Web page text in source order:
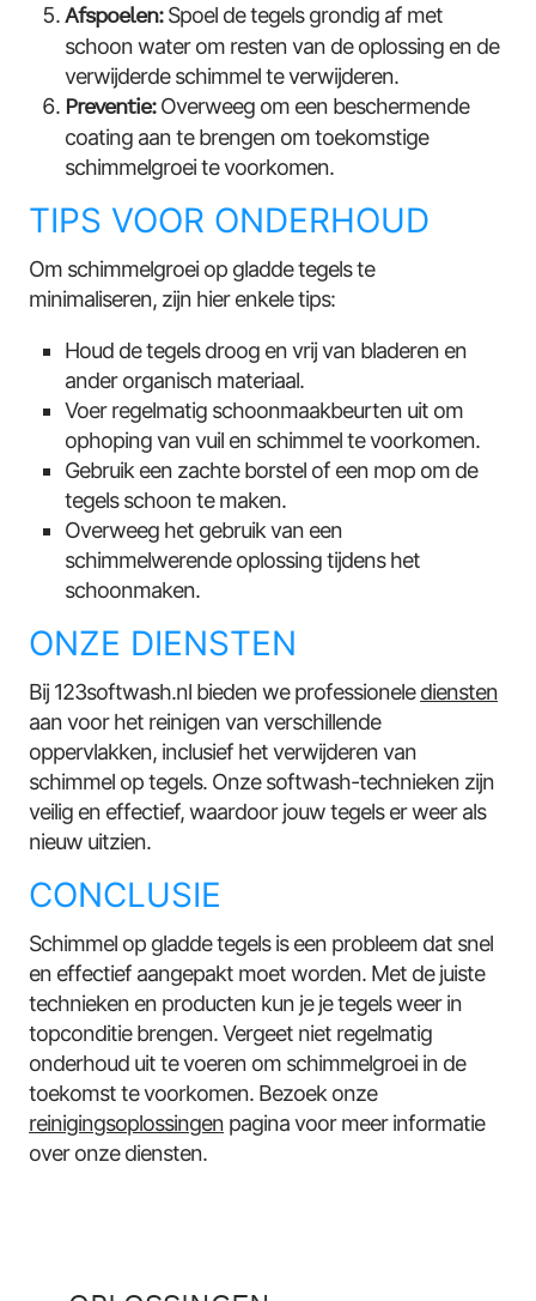
Afspoelen:Spoel de tegels grondig af met
schoon water om resten van de oplossing en de
verwijderde schimmel te verwijderen.
Preventie:Overweeg om een beschermende
coating aan te brengen om toekomstige
schimmelgroei te voorkomen.
TIPS VOOR ONDERHOUD
Om schimmelgroei op gladde tegels te
minimaliseren, zijn hier enkele tips:
Houd de tegels droog en vrij van bladeren en
ander organisch materiaal.
Voer regelmatig schoonmaakbeurten uit om
ophoping van vuil en schimmel te voorkomen.
Gebruik een zachte borstel of een mop om de
tegels schoon te maken.
Overweeg het gebruik van een
schimmelwerende oplossing tijdens het
schoonmaken.
ONZE DIENSTEN
Bij 123softwash.nl bieden we professionelediensten
aan voor het reinigen van verschillende
oppervlakken, inclusief het verwijderen van
schimmel op tegels. Onze softwash-technieken zijn
veilig en effectief, waardoor jouw tegels er weer als
nieuw uitzien.
CONCLUSIE
Schimmel op gladde tegels is een probleem dat snel
en effectief aangepakt moet worden. Met de juiste
technieken en producten kun je je tegels weer in
topconditie brengen. Vergeet niet regelmatig
onderhoud uit te voeren om schimmelgroei in de
toekomst te voorkomen. Bezoek onze
reinigingsoplossingen pagina voor meer informatie
over onze diensten.